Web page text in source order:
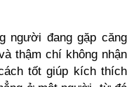
người đang gặp căng
thậm chí không nhận
tốt giúp kích thích